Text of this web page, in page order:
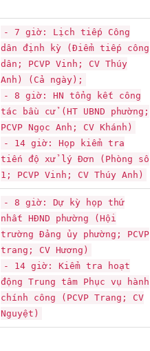
- 7 giờ: Lịch tiếp Công
dân định kỳ (Điểm tiếp công
dân; PCVP Vinh; CV Thúy
Anh) (Cả ngày);
- 8 giờ: HN tổng kết công
tác bầu cử (HT UBND phường;
PCVP Ngọc Anh; CV Khánh)
- 14 giờ: Họp kiểm tra
tiến độ xử lý Đơn (Phòng số
1; PCVP Vinh; CV Thúy Anh)
- 8 giờ: Dự kỳ họp thứ
nhất HĐND phường (Hội
trường Đảng ủy phường; PCVP
trang; CV Hương)
- 14 giờ: Kiểm tra hoạt
động Trung tâm Phục vụ hành
chính công (PCVP Trang; CV
Nguyệt)